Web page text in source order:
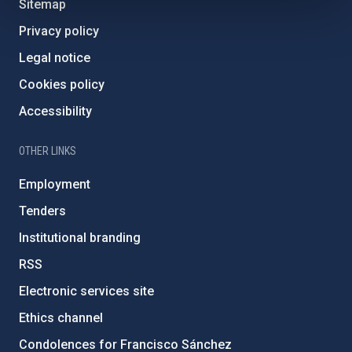
Sitemap
Privacy policy
Legal notice
Cookies policy
Accessibility
OTHER LINKS
Employment
Tenders
Institutional branding
RSS
Electronic services site
Ethics channel
Condolences for Francisco Sánchez